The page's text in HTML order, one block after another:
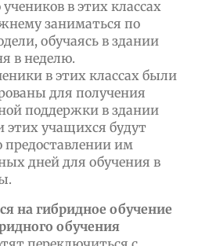
в этих классах
заниматься по
обучаясь в здании
в неделю.
в этих классах были
для получения
поддержки в здании
учащихся будут
предоставлении им
дней для обучения в
на гибридное обучение
обучения